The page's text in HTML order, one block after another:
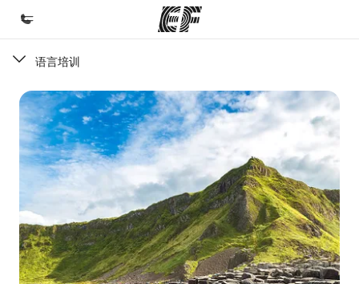
欢迎来到英孚教育
课程
查看所有英孚提供的课程
办公室
查找您附近的办公室
关于我们
企业文化
语言培训